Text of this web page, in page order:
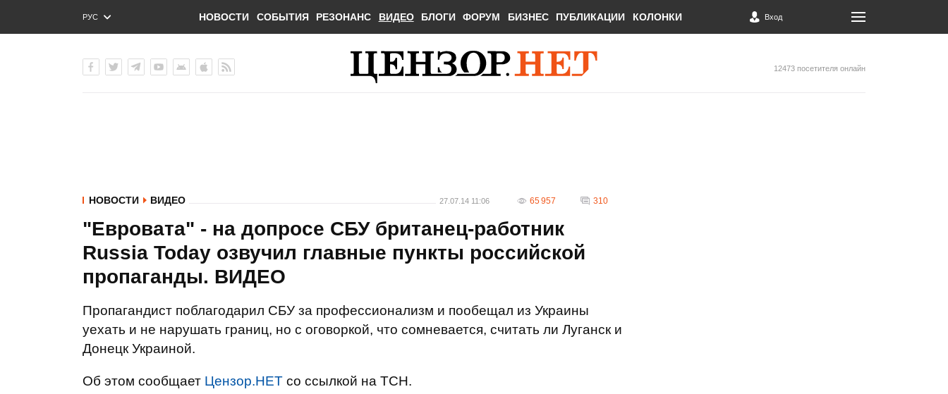
РУС
ENG
НОВОСТИ СОБЫТИЯ РЕЗОНАНС ВИДЕО БЛОГИ ФОРУМ БИЗНЕС ПУБЛИКАЦИИ КОЛОНКИ Вход
12473 посетителя онлайн
НОВОСТИ ВИДЕО 27.07.14 11:06 65 957 310
"Евровата" - на допросе СБУ британец-работник
Russia Today озвучил главные пункты российской
пропаганды. ВИДЕО
Пропагандист поблагодарил СБУ за профессионализм и пообещал из Украины
уехать и не нарушать границ, но с оговоркой, что сомневается, считать ли Луганск и
Донецк Украиной.
Об этом сообщает Цензор.НЕТ со ссылкой на ТСН.